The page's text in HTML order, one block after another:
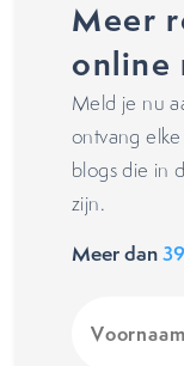
Meer
online
Meld je nu
ontvang
blogs die in
zijn.
Meer dan
(Vereist)